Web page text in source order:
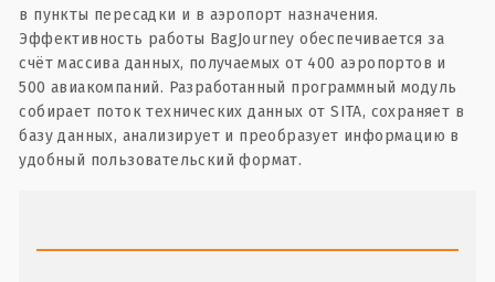
в пункты пересадки и в аэропорт назначения.
Эффективность работы BagJourney обеспечивается за
счёт массива данных, получаемых от 400 аэропортов и
500 авиакомпаний. Разработанный программный модуль
собирает поток технических данных от SITA, сохраняет в
базу данных, анализирует и преобразует информацию в
удобный пользовательский формат.